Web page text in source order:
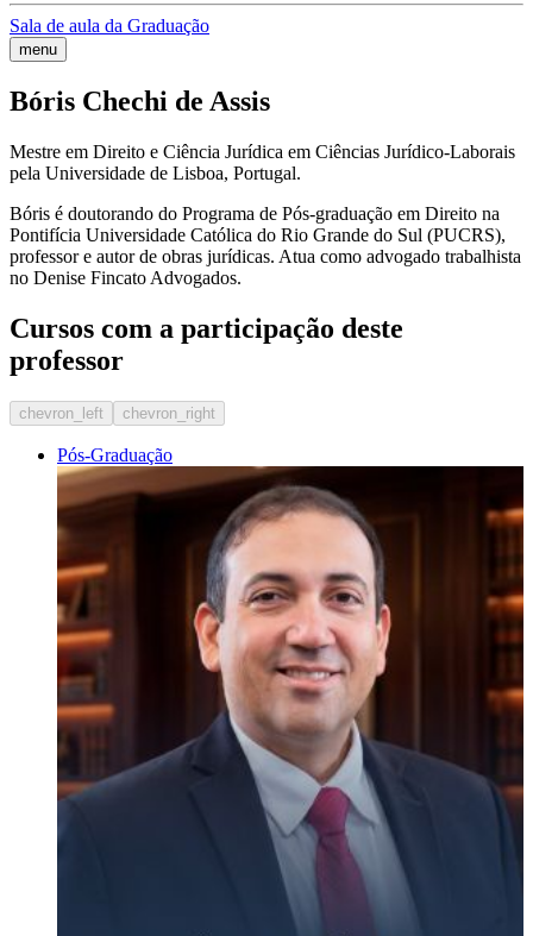
Sala de aula da Graduação
menu
Bóris Chechi de Assis
Mestre em Direito e Ciência Jurídica em Ciências Jurídico-Laborais
pela Universidade de Lisboa, Portugal.
Bóris é doutorando do Programa de Pós-graduação em Direito na
Pontifícia Universidade Católica do Rio Grande do Sul (PUCRS),
professor e autor de obras jurídicas. Atua como advogado trabalhista
no Denise Fincato Advogados.
Cursos com a participação deste
professor
chevron_left chevron_right
Pós-Graduação